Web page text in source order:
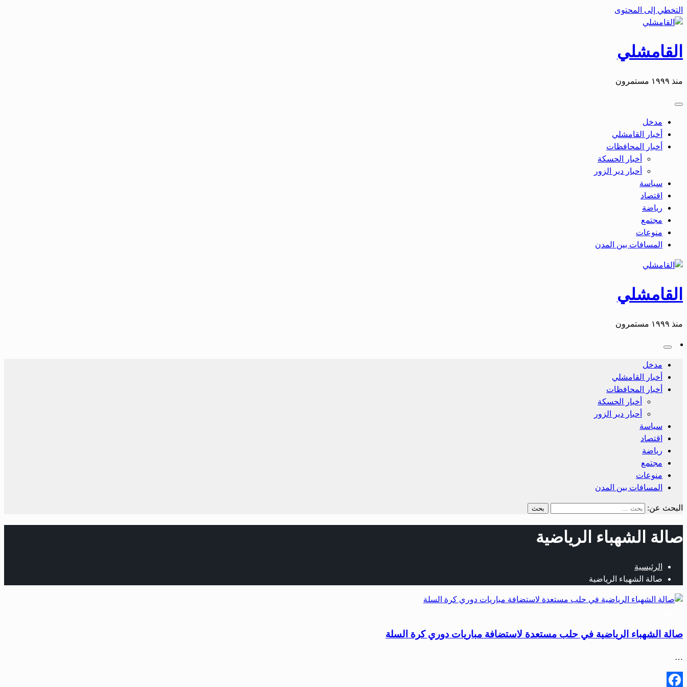
التخطي إلى المحتوى
القامشلي
منذ ١٩٩٩ مستمرون
مدخل
أخبار القامشلي
أخبار المحافظات
أخبار الحسكة
أحبار دير الزور
سياسة
اقتصاد
رياضة
مجتمع
منوعات
المسافات بين المدن
القامشلي
منذ ١٩٩٩ مستمرون
مدخل
أخبار القامشلي
أخبار المحافظات
أخبار الحسكة
أحبار دير الزور
سياسة
اقتصاد
رياضة
مجتمع
منوعات
المسافات بين المدن
البحث عن:
صالة الشهباء الرياضية
الرئيسية
صالة الشهباء الرياضية
صالة الشهباء الرياضية في حلب مستعدة لاستضافة مباريات دوري كرة السلة
…